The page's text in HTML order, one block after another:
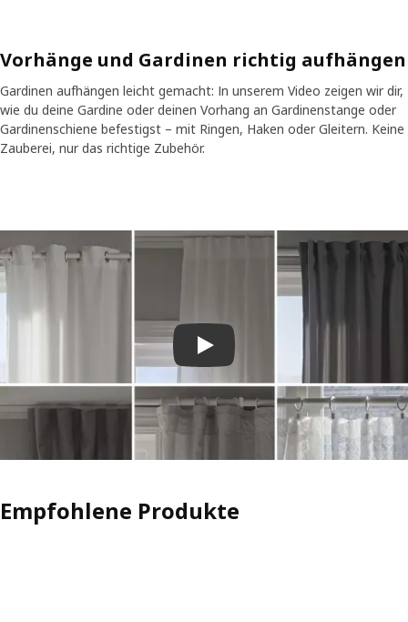
Vorhänge und Gardinen richtig aufhängen
Gardinen aufhängen leicht gemacht: In unserem Video zeigen wir dir,
wie du deine Gardine oder deinen Vorhang an Gardinenstange oder
Gardinenschiene befestigst – mit Ringen, Haken oder Gleitern. Keine
Zauberei, nur das richtige Zubehör.
Video abspielen
Empfohlene Produkte